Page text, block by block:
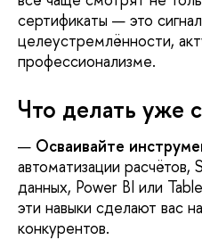
сертификаты — это
целеустремлённости,
профессионализме.
Что делать уже
Осваивайте
автоматизации
данных, Power BI или
эти навыки сделают вас
конкурентов.